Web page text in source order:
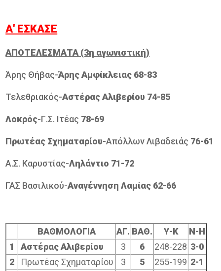
Α' ΕΣΚΑΣΕ
ΑΠΟΤΕΛΕΣΜΑΤΑ (3η αγωνιστική)
Άρης Θήβας-Άρης Αμφίκλειας 68-83
Τελεθριακός-Αστέρας Αλιβερίου 74-85
Λοκρός-Γ.Σ. Ιτέας 78-69
Πρωτέας Σχηματαρίου-Απόλλων Λιβαδειάς 76-61
Α.Σ. Καρυστίας-Ληλάντιο 71-72
ΓΑΣ Βασιλικού-Αναγέννηση Λαμίας 62-66
ΒΑΘΜΟΛΟΓΙΑ ΑΓ. ΒΑΘ. Υ-Κ
Ν-Η
1
Αστέρας Αλιβερίου 3 6 248-228 3-0
2
Πρωτέας Σχηματαρίου 3 5 255-199 2-1